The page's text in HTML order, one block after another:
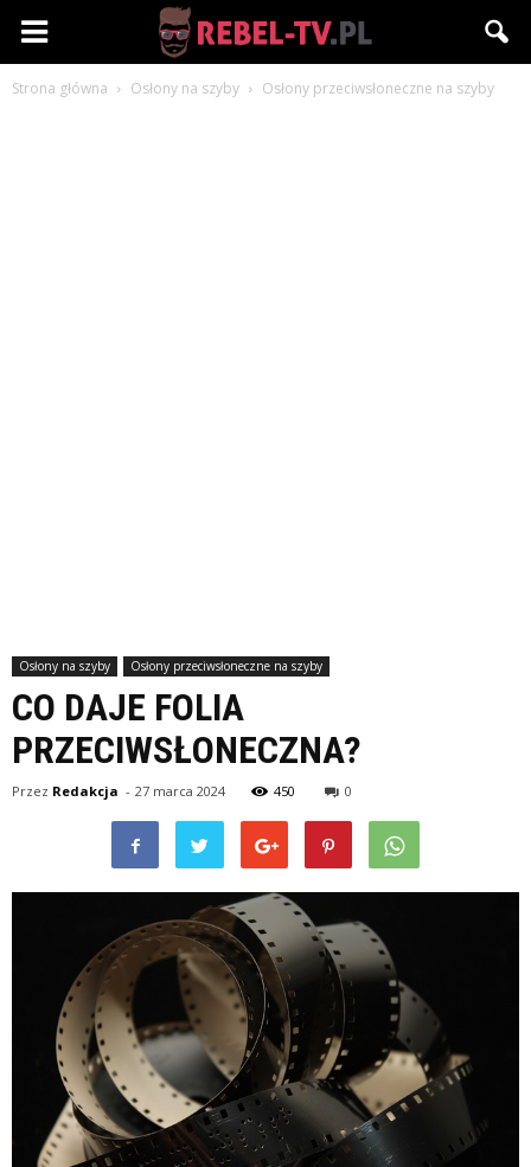
Rebel-
Strona główna Osłony na szyby Osłony przeciwsłoneczne na szyby
Osłony na szyby Osłony przeciwsłoneczne na szyby
CO DAJE FOLIA
PRZECIWSŁONECZNA?
Przez Redakcja - 27 marca 2024 450 0